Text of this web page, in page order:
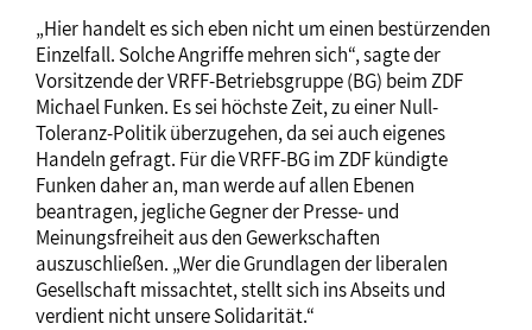
„Hier handelt es sich eben nicht um einen bestürzenden
Einzelfall. Solche Angriffe mehren sich“, sagte der
Vorsitzende der VRFF-Betriebsgruppe (BG) beim ZDF
Michael Funken. Es sei höchste Zeit, zu einer Null-
Toleranz-Politik überzugehen, da sei auch eigenes
Handeln gefragt. Für die VRFF-BG im ZDF kündigte
Funken daher an, man werde auf allen Ebenen
beantragen, jegliche Gegner der Presse- und
Meinungsfreiheit aus den Gewerkschaften
auszuschließen. „Wer die Grundlagen der liberalen
Gesellschaft missachtet, stellt sich ins Abseits und
verdient nicht unsere Solidarität.“